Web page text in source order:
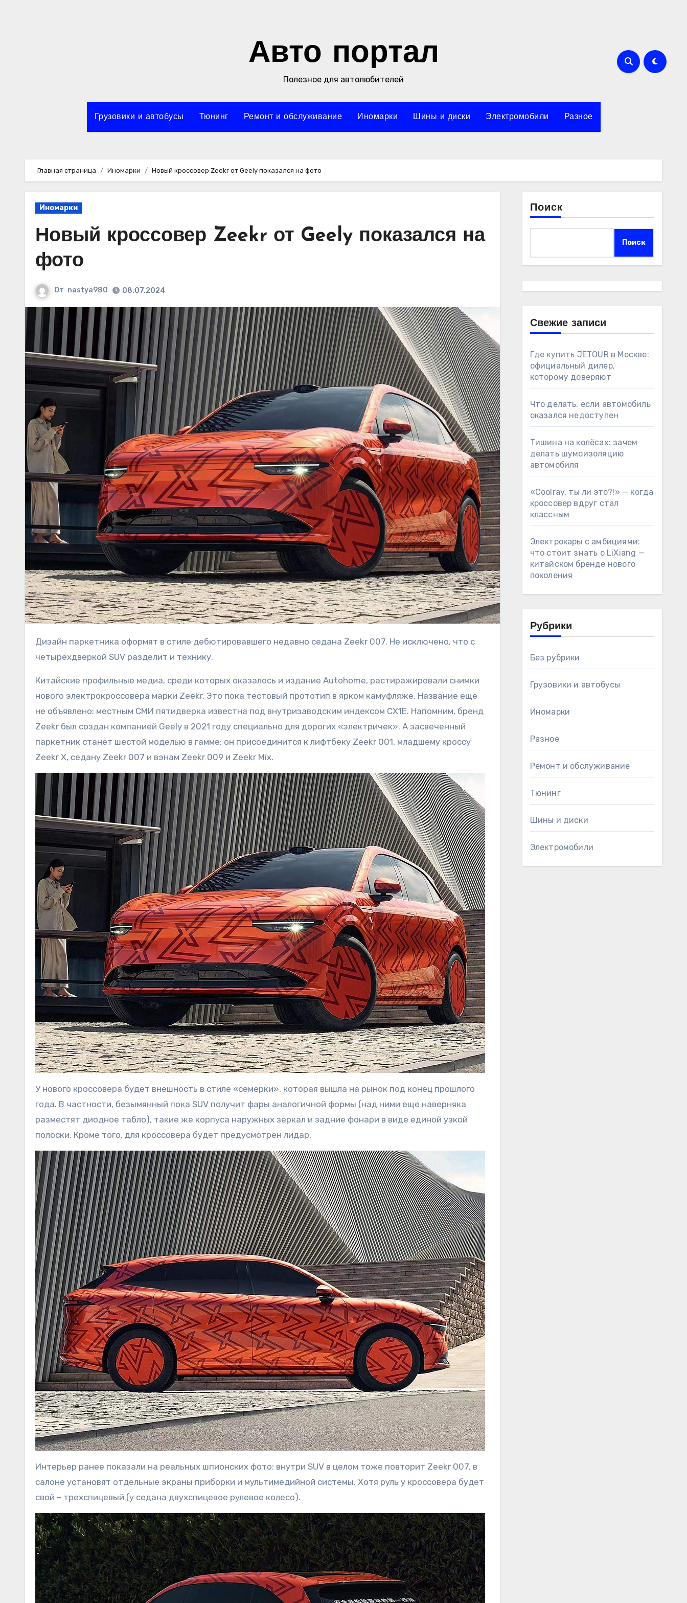
Авто портал
Полезное для автолюбителей
Грузовики и автобусы Тюнинг Ремонт и обслуживание Иномарки Шины и диски Электромобили Разное
Главная страница Иномарки Новый кроссовер Zeekr от Geely показался на фото
Иномарки
Новый кроссовер Zeekr от Geely показался на
фото
От nastya980 08.07.2024
Дизайн паркетника оформят в стиле дебютировавшего недавно седана Zeekr 007. Не исключено, что с
четырехдверкой SUV разделит и технику.
Китайские профильные медиа, среди которых оказалось и издание Autohome, растиражировали снимки
нового электрокроссовера марки Zeekr. Это пока тестовый прототип в ярком камуфляже. Название еще
не объявлено: местным СМИ пятидверка известна под внутризаводским индексом CX1E. Напомним, бренд
Zeekr был создан компанией Geely в 2021 году специально для дорогих «электричек». А засвеченный
паркетник станет шестой моделью в гамме: он присоединится к лифтбеку Zeekr 001, младшему кроссу
Zeekr X, седану Zeekr 007 и вэнам Zeekr 009 и Zeekr Mix.
У нового кроссовера будет внешность в стиле «семерки», которая вышла на рынок под конец прошлого
года. В частности, безымянный пока SUV получит фары аналогичной формы (над ними еще наверняка
разместят диодное табло), такие же корпуса наружных зеркал и задние фонари в виде единой узкой
полоски. Кроме того, для кроссовера будет предусмотрен лидар.
Интерьер ранее показали на реальных шпионских фото: внутри SUV в целом тоже повторит Zeekr 007, в
салоне установят отдельные экраны приборки и мультимедийной системы. Хотя руль у кроссовера будет
свой – трехспицевый (у седана двухспицевое рулевое колесо).
Поиск
Поиск
Свежие записи
Где купить JETOUR в Москве:
официальный дилер,
которому доверяют
Что делать, если автомобиль
оказался недоступен
Тишина на колёсах: зачем
делать шумоизоляцию
автомобиля
«Coolray, ты ли это?!» — когда
кроссовер вдруг стал
классным
Электрокары с амбициями:
что стоит знать о LiXiang —
китайском бренде нового
поколения
Рубрики
Без рубрики
Грузовики и автобусы
Иномарки
Разное
Ремонт и обслуживание
Тюнинг
Шины и диски
Электромобили